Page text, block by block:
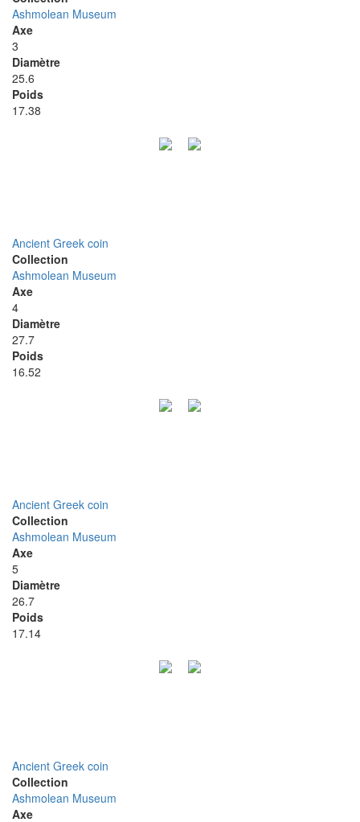
Ashmolean Museum
Axe
3
Diamètre
25.6
Poids
17.38
Ancient Greek coin
Collection
Ashmolean Museum
Axe
4
Diamètre
27.7
Poids
16.52
Ancient Greek coin
Collection
Ashmolean Museum
Axe
5
Diamètre
26.7
Poids
17.14
Ancient Greek coin
Collection
Ashmolean Museum
Axe